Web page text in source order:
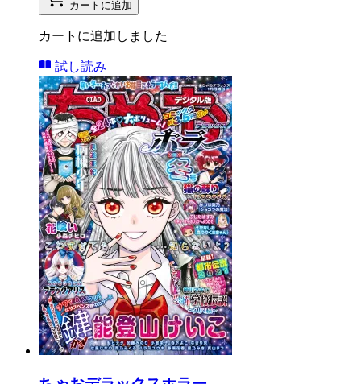
カートに追加
カートに追加しました
試し読み